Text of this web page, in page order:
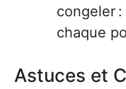
congeler
chaque
Astuces et